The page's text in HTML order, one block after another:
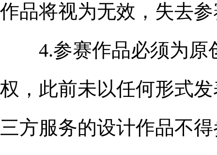
作品将视为无效，失去
4.参赛作品必须为原
权，此前未以任何形式
三方服务的设计作品不